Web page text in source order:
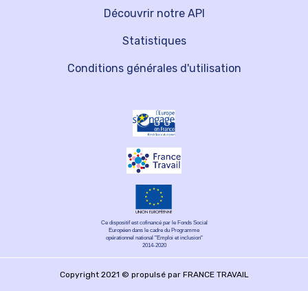
Découvrir notre API
Statistiques
Conditions générales d'utilisation
Ce dispositif est cofinancé par le Fonds Social
Européen dans le cadre du Programme
opérationnel national "Emploi et inclusion"
2014-2020
Copyright 2021 © propulsé par FRANCE TRAVAIL